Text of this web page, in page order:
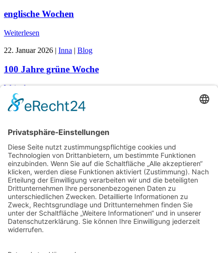
englische Wochen
Weiterlesen
22. Januar 2026 | Inna | Blog
100 Jahre grüne Woche
Weiterlesen
26. November 2025|Inna
Weiterlesen
26. November 2025|Inna|Blog,Referenzen
Metronix auf der SPS in Nürnberg
Weiterlesen
25. November 2025|Inna|Blog,Referenzen
Heuking Exporeal München